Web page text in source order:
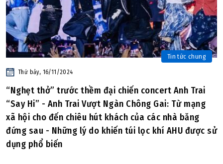
Tin tức chung
Thứ bảy, 16/11/2024
“Nghẹt thở” trước thềm đại chiến concert Anh Trai
“Say Hi” - Anh Trai Vượt Ngàn Chông Gai: Từ mạng
xã hội cho đến chiêu hút khách của các nhà băng
đứng sau - Những lý do khiến túi lọc khí AHU được sử
dụng phổ biến